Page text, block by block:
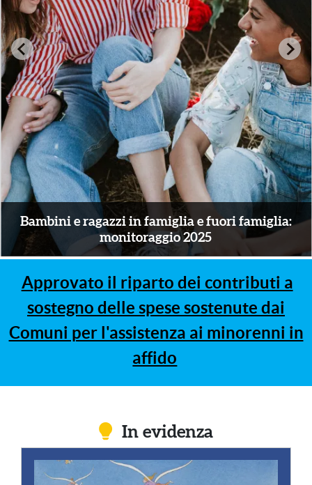
Percorsi dell'accoglienza residenziale
Approvato il riparto dei contributi a
sostegno delle spese sostenute dai
Comuni per l'assistenza ai minorenni in
affido
In evidenza